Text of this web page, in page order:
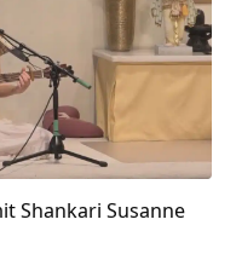
Shankari Susanne